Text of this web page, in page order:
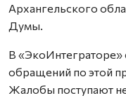
Архангельского
Думы.
В «ЭкоИнтеграторе»
обращений по этой
Жалобы поступают